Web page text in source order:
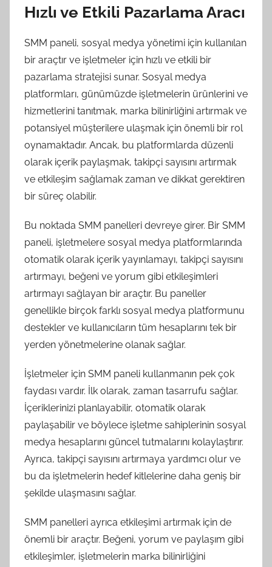
Hızlı ve Etkili Pazarlama Aracı
SMM paneli, sosyal medya yönetimi için kullanılan
bir araçtır ve işletmeler için hızlı ve etkili bir
pazarlama stratejisi sunar. Sosyal medya
platformları, günümüzde işletmelerin ürünlerini ve
hizmetlerini tanıtmak, marka bilinirliğini artırmak ve
potansiyel müşterilere ulaşmak için önemli bir rol
oynamaktadır. Ancak, bu platformlarda düzenli
olarak içerik paylaşmak, takipçi sayısını artırmak
ve etkileşim sağlamak zaman ve dikkat gerektiren
bir süreç olabilir.
Bu noktada SMM panelleri devreye girer. Bir SMM
paneli, işletmelere sosyal medya platformlarında
otomatik olarak içerik yayınlamayı, takipçi sayısını
artırmayı, beğeni ve yorum gibi etkileşimleri
artırmayı sağlayan bir araçtır. Bu paneller
genellikle birçok farklı sosyal medya platformunu
destekler ve kullanıcıların tüm hesaplarını tek bir
yerden yönetmelerine olanak sağlar.
İşletmeler için SMM paneli kullanmanın pek çok
faydası vardır. İlk olarak, zaman tasarrufu sağlar.
İçeriklerinizi planlayabilir, otomatik olarak
paylaşabilir ve böylece işletme sahiplerinin sosyal
medya hesaplarını güncel tutmalarını kolaylaştırır.
Ayrıca, takipçi sayısını artırmaya yardımcı olur ve
bu da işletmelerin hedef kitlelerine daha geniş bir
şekilde ulaşmasını sağlar.
SMM panelleri ayrıca etkileşimi artırmak için de
önemli bir araçtır. Beğeni, yorum ve paylaşım gibi
etkileşimler, işletmelerin marka bilinirliğini